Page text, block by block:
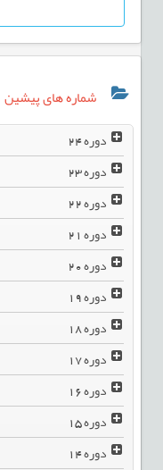
شماره های پیشین
دوره24
دوره23
دوره22
دوره21
دوره20
دوره19
دوره18
دوره17
دوره16
دوره15
دوره14